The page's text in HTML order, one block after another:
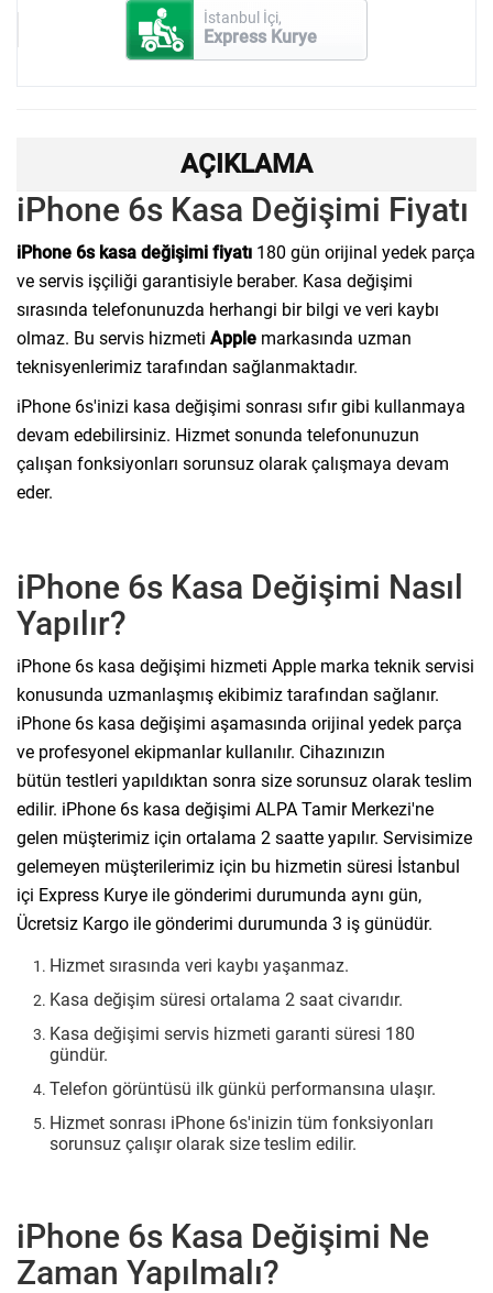
İstanbul İçi,
Express Kurye
AÇIKLAMA
iPhone 6s Kasa Değişimi Fiyatı
iPhone 6s kasa değişimi fiyatı 180 gün orijinal yedek parça
ve servis işçiliği garantisiyle beraber. Kasa değişimi
sırasında telefonunuzda herhangi bir bilgi ve veri kaybı
olmaz. Bu servis hizmeti Apple markasında uzman
teknisyenlerimiz tarafından sağlanmaktadır.
iPhone 6s'inizi kasa değişimi sonrası sıfır gibi kullanmaya
devam edebilirsiniz. Hizmet sonunda telefonunuzun
çalışan fonksiyonları sorunsuz olarak çalışmaya devam
eder.
iPhone 6s Kasa Değişimi Nasıl
Yapılır?
iPhone 6s kasa değişimi hizmeti Apple marka teknik servisi
konusunda uzmanlaşmış ekibimiz tarafından sağlanır.
iPhone 6s kasa değişimi aşamasında orijinal yedek parça
ve profesyonel ekipmanlar kullanılır. Cihazınızın
bütün testleri yapıldıktan sonra size sorunsuz olarak teslim
edilir. iPhone 6s kasa değişimi ALPA Tamir Merkezi'ne
gelen müşterimiz için ortalama 2 saatte yapılır. Servisimize
gelemeyen müşterilerimiz için bu hizmetin süresi İstanbul
içi Express Kurye ile gönderimi durumunda aynı gün,
Ücretsiz Kargo ile gönderimi durumunda 3 iş günüdür.
Hizmet sırasında veri kaybı yaşanmaz.
Kasa değişim süresi ortalama 2 saat civarıdır.
Kasa değişimi servis hizmeti garanti süresi 180
gündür.
Telefon görüntüsü ilk günkü performansına ulaşır.
Hizmet sonrası iPhone 6s'inizin tüm fonksiyonları
sorunsuz çalışır olarak size teslim edilir.
iPhone 6s Kasa Değişimi Ne
Zaman Yapılmalı?